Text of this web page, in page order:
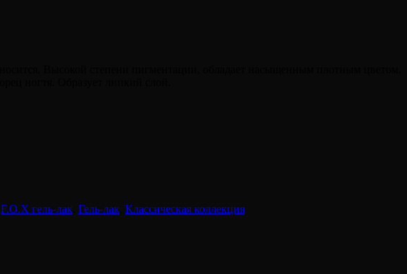
F.O.X гель-лак Гель-лак Классическая коллекция